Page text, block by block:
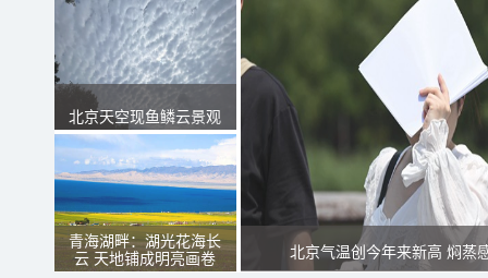
北京天空现鱼鳞云景观
青海湖畔：湖光花海长
云 天地铺成明亮画卷
北京气温创今年来新高 焖蒸